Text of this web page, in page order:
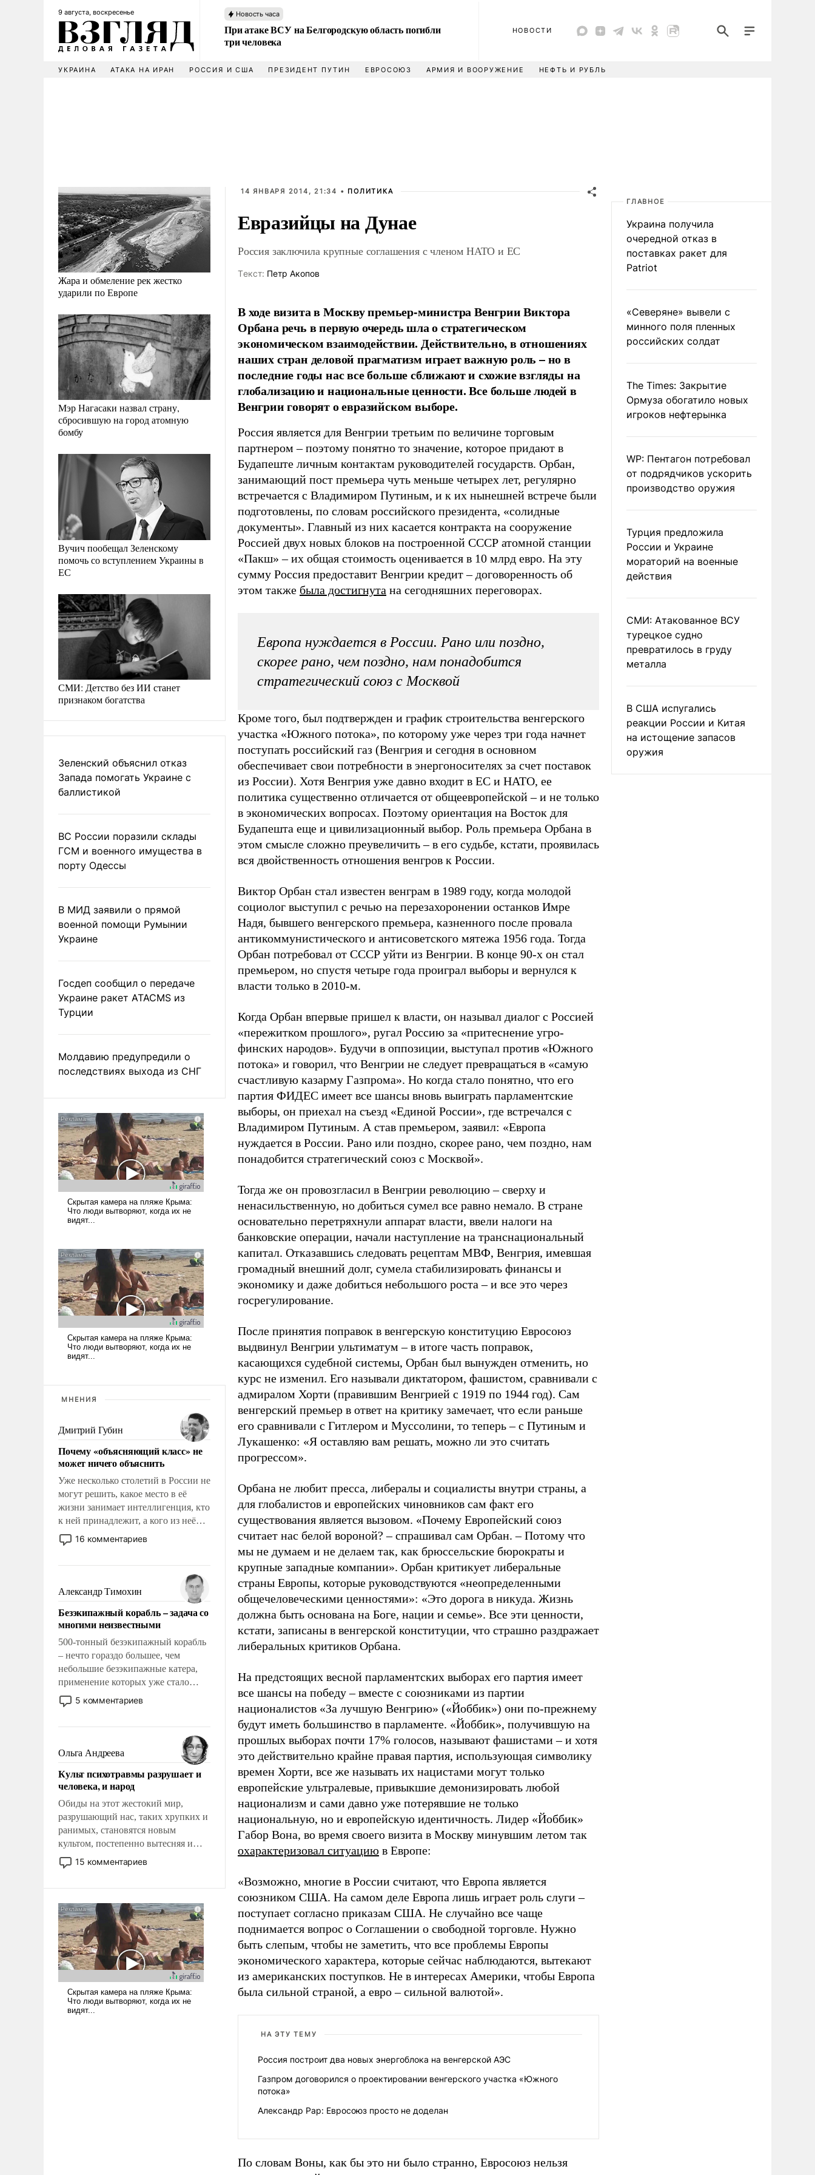
9 августа, воскресенье Новость часа
При атаке ВСУ на Белгородскую область погибли
три человека
НОВОСТИ
УКРАИНА АТАКА НА ИРАН РОССИЯ И США ПРЕЗИДЕНТ ПУТИН ЕВРОСОЮЗ АРМИЯ И ВООРУЖЕНИЕ НЕФТЬ И РУБЛЬ
Жара и обмеление рек жестко
ударили по Европе
Мэр Нагасаки назвал страну,
сбросившую на город атомную
бомбу
Вучич пообещал Зеленскому
помочь со вступлением Украины в
ЕС
СМИ: Детство без ИИ станет
признаком богатства
Зеленский объяснил отказ
Запада помогать Украине с
баллистикой
ВС России поразили склады
ГСМ и военного имущества в
порту Одессы
В МИД заявили о прямой
военной помощи Румынии
Украине
Госдеп сообщил о передаче
Украине ракет ATACMS из
Турции
Молдавию предупредили о
последствиях выхода из СНГ
МНЕНИЯ
Дмитрий Губин
Почему «объясняющий класс» не
может ничего объяснить
Уже несколько столетий в России не
могут решить, какое место в её
жизни занимает интеллигенция, кто
к ней принадлежит, а кого из неё
исключили с правом
восстановления и без оного. И чем
казалось, что эти вопросы решены
раз и навсегда, но – нет, не решены.
16 комментариев
Александр Тимохин
Безэкипажный корабль – задача со
многими неизвестными
500-тонный безэкипажный корабль
– нечто гораздо большее, чем
небольшие безэкипажные катера,
применение которых уже стало
обыденностью. Задача по созданию
такого корабля очень сложна и
реализация радикально поднимет
наши боевые возможности.
5 комментариев
Ольга Андреева
Культ психотравмы разрушает и
человека, и народ
Обиды на этот жестокий мир,
разрушающий нас, таких хрупких и
ранимых, становятся новым
культом, постепенно вытесняя и
отменяя традиционное требование к
человеку – быть мужественным и
слабым, идти вперед и
адаптироваться.
15 комментариев
14 ЯНВАРЯ 2014, 21:34 • ПОЛИТИКА
Евразийцы на Дунае
Россия заключила крупные соглашения с членом НАТО и ЕС
Tекст: Петр Акопов
В ходе визита в Москву премьер-министра Венгрии Виктора
Орбана речь в первую очередь шла о стратегическом
экономическом взаимодействии. Действительно, в отношениях
наших стран деловой прагматизм играет важную роль – но в
последние годы нас все больше сближают и схожие взгляды на
глобализацию и национальные ценности. Все больше людей в
Венгрии говорят о евразийском выборе.
Россия является для Венгрии третьим по величине торговым
партнером – поэтому понятно то значение, которое придают в
Будапеште личным контактам руководителей государств. Орбан,
занимающий пост премьера чуть меньше четырех лет, регулярно
встречается с Владимиром Путиным, и к их нынешней встрече были
подготовлены, по словам российского президента, «солидные
документы». Главный из них касается контракта на сооружение
Россией двух новых блоков на построенной СССР атомной станции
«Пакш» – их общая стоимость оценивается в 10 млрд евро. На эту
сумму Россия предоставит Венгрии кредит – договоренность об
этом также была достигнута на сегодняшних переговорах.
Европа нуждается в России. Рано или поздно,
скорее рано, чем поздно, нам понадобится
стратегический союз с Москвой
Кроме того, был подтвержден и график строительства венгерского
участка «Южного потока», по которому уже через три года начнет
поступать российский газ (Венгрия и сегодня в основном
обеспечивает свои потребности в энергоносителях за счет поставок
из России). Хотя Венгрия уже давно входит в ЕС и НАТО, ее
политика существенно отличается от общеевропейской – и не только
в экономических вопросах. Поэтому ориентация на Восток для
Будапешта еще и цивилизационный выбор. Роль премьера Орбана в
этом смысле сложно преувеличить – в его судьбе, кстати, проявилась
вся двойственность отношения венгров к России.
Виктор Орбан стал известен венграм в 1989 году, когда молодой
социолог выступил с речью на перезахоронении останков Имре
Надя, бывшего венгерского премьера, казненного после провала
антикоммунистического и антисоветского мятежа 1956 года. Тогда
Орбан потребовал от СССР уйти из Венгрии. В конце 90-х он стал
премьером, но спустя четыре года проиграл выборы и вернулся к
власти только в 2010-м.
Когда Орбан впервые пришел к власти, он называл диалог с Россией
«пережитком прошлого», ругал Россию за «притеснение угро-
финских народов». Будучи в оппозиции, выступал против «Южного
потока» и говорил, что Венгрии не следует превращаться в «самую
счастливую казарму Газпрома». Но когда стало понятно, что его
партия ФИДЕС имеет все шансы вновь выиграть парламентские
выборы, он приехал на съезд «Единой России», где встречался с
Владимиром Путиным. А став премьером, заявил: «Европа
нуждается в России. Рано или поздно, скорее рано, чем поздно, нам
понадобится стратегический союз с Москвой».
Тогда же он провозгласил в Венгрии революцию – сверху и
ненасильственную, но добиться сумел все равно немало. В стране
основательно перетряхнули аппарат власти, ввели налоги на
банковские операции, начали наступление на транснациональный
капитал. Отказавшись следовать рецептам МВФ, Венгрия, имевшая
громадный внешний долг, сумела стабилизировать финансы и
экономику и даже добиться небольшого роста – и все это через
госрегулирование.
После принятия поправок в венгерскую конституцию Евросоюз
выдвинул Венгрии ультиматум – в итоге часть поправок,
касающихся судебной системы, Орбан был вынужден отменить, но
курс не изменил. Его называли диктатором, фашистом, сравнивали с
адмиралом Хорти (правившим Венгрией с 1919 по 1944 год). Сам
венгерский премьер в ответ на критику замечает, что если раньше
его сравнивали с Гитлером и Муссолини, то теперь–с Путиным и
Лукашенко: «Я оставляю вам решать, можно ли это считать
прогрессом».
Орбана не любит пресса, либералы и социалисты внутри страны, а
для глобалистов и европейских чиновников сам факт его
существования является вызовом. «Почему Европейский союз
считает нас белой вороной?–спрашивал сам Орбан.–Потому что
мы не думаем и не делаем так, как брюссельские бюрократы и
крупные западные компании». Орбан критикует либеральные
страны Европы, которые руководствуются «неопределенными
общечеловеческими ценностями»: «Это дорога в никуда. Жизнь
должна быть основана на Боге, нации и семье». Все эти ценности,
кстати, записаны в венгерской конституции, что страшно раздражает
либеральных критиков Орбана.
На предстоящих весной парламентских выборах его партия имеет
все шансы на победу – вместе с союзниками из партии
националистов «За лучшую Венгрию» («Йоббик») они по-прежнему
будут иметь большинство в парламенте. «Йоббик», получившую на
прошлых выборах почти 17% голосов, называют фашистами – и хотя
это действительно крайне правая партия, использующая символику
времен Хорти, все же называть их нацистами могут только
европейские ультралевые, привыкшие демонизировать любой
национализм и сами давно уже потерявшие не только
национальную, но и европейскую идентичность. Лидер «Йоббик»
Габор Вона, во время своего визита в Москву минувшим летом так
охарактеризовал ситуацию в Европе:
«Возможно, многие в России считают, что Европа является
союзником США. На самом деле Европа лишь играет роль слуги –
поступает согласно приказам США. Не случайно все чаще
поднимается вопрос о Соглашении о свободной торговле. Нужно
быть слепым, чтобы не заметить, что все проблемы Европы
экономического характера, которые сейчас наблюдаются, вытекают
из американских поступков. Не в интересах Америки, чтобы Европа
была сильной страной, а евро – сильной валютой».
НА ЭТУ ТЕМУ
Россия построит два новых энергоблока на венгерской АЭС
Газпром договорился о проектировании венгерского участка «Южного
потока»
Александр Рар: Евросоюз просто не доделан
По словам Воны, как бы это ни было странно, Евросоюз нельзя
ГЛАВНОЕ
Украина получила
очередной отказ в
поставках ракет для
Patriot
«Северяне» вывели с
минного поля пленных
российских солдат
The Times: Закрытие
Ормуза обогатило новых
игроков нефтерынка
WP: Пентагон потребовал
от подрядчиков ускорить
производство оружия
Турция предложила
России и Украине
мораторий на военные
действия
СМИ: Атакованное ВСУ
турецкое судно
превратилось в груду
металла
В США испугались
реакции России и Китая
на истощение запасов
оружия